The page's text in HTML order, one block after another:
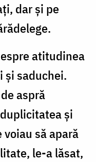
dar şi pe
atitudinea
şi saduchei.
aspră
şi
să apară
le-a lăsat,